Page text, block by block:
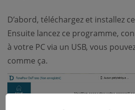
D’abord, téléchargez et installez
Ensuite lancez ce programme,
à votre PC via un USB, vous
comme ça.